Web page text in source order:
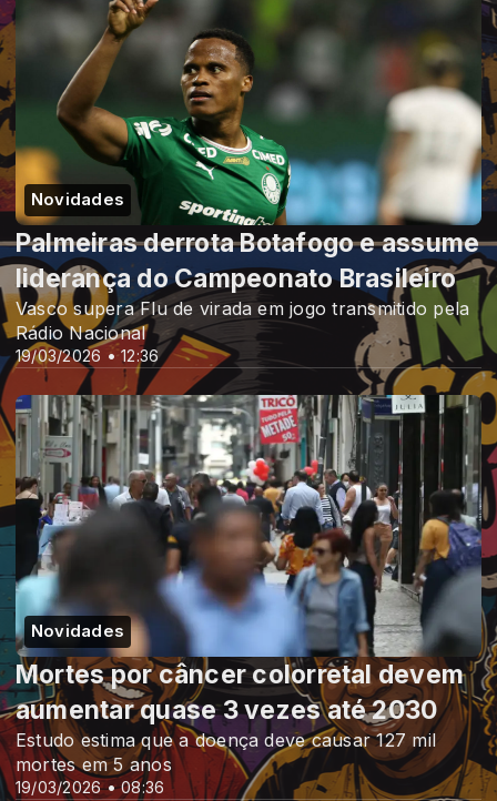
Novidades
19/03/2026 • 12:36
Palmeiras derrota Botafogo e assume
liderança do Campeonato Brasileiro
Vasco supera Flu de virada em jogo transmitido pela
Rádio Nacional
Novidades
19/03/2026 • 08:36
Mortes por câncer colorretal devem
aumentar quase 3 vezes até 2030
Estudo estima que a doença deve causar 127 mil
mortes em 5 anos